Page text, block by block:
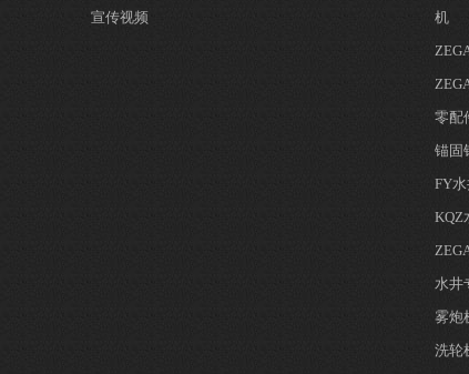
宣传视频
机
零配
锚固
FY
KQZ
水井
雾炮
洗轮